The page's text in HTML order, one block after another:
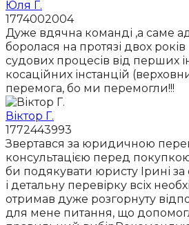
Юля Г.
1774002004
Дуже вдячна команді ,а саме
боролася на протязі двох років
судових процесів від перших
косаційних інстанцій
перемога, бо ми перемогли!!!
Віктор Г.
1772443993
Звертався за юридичною
консультацією перед покупкою
би подякувати юристу Ірині за
і детальну перевірку всіх
отримав дуже розгорнуту
для мене питання, що